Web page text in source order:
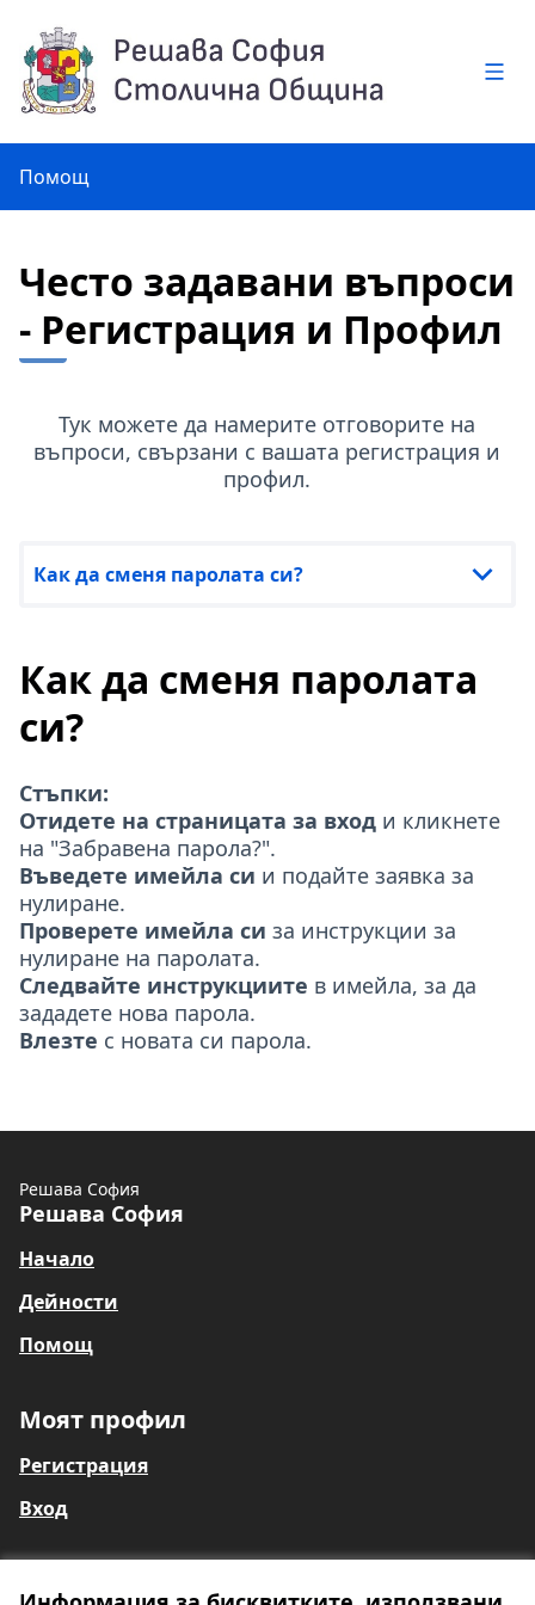
Помощ
Често задавани въпроси
- Регистрация и Профил
Тук можете да намерите отговорите на
въпроси, свързани с вашата регистрация и
профил.
Как да сменя паролата си?
Как да сменя паролата
си?
Стъпки:
Отидете на страницата за вход и кликнете
на "Забравена парола?".
Въведете имейла си и подайте заявка за
нулиране.
Проверете имейла си за инструкции за
нулиране на паролата.
Следвайте инструкциите в имейла, за да
зададете нова парола.
Влезте с новата си парола.
Решава София
Решава София
Начало
Дейности
Помощ
Моят профил
Регистрация
Вход